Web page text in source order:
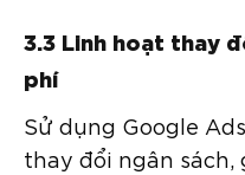
3.3 Linh hoạt thay
phí
Sử dụng Google
thay đổi ngân